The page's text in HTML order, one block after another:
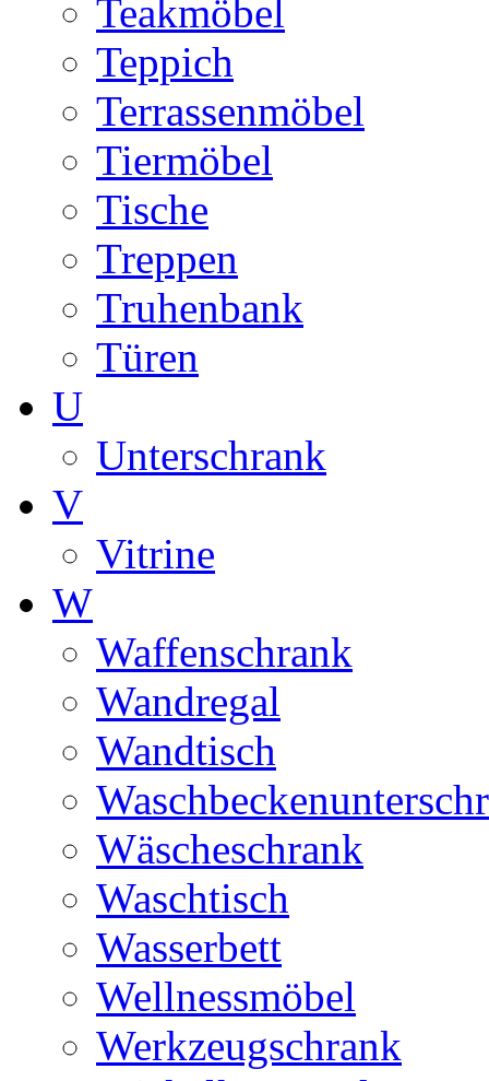
Teakmöbel
Teppich
Terrassenmöbel
Tiermöbel
Tische
Treppen
Truhenbank
Türen
U
Unterschrank
V
Vitrine
W
Waffenschrank
Wandregal
Wandtisch
Wäscheschrank
Waschtisch
Wasserbett
Wellnessmöbel
Werkzeugschrank